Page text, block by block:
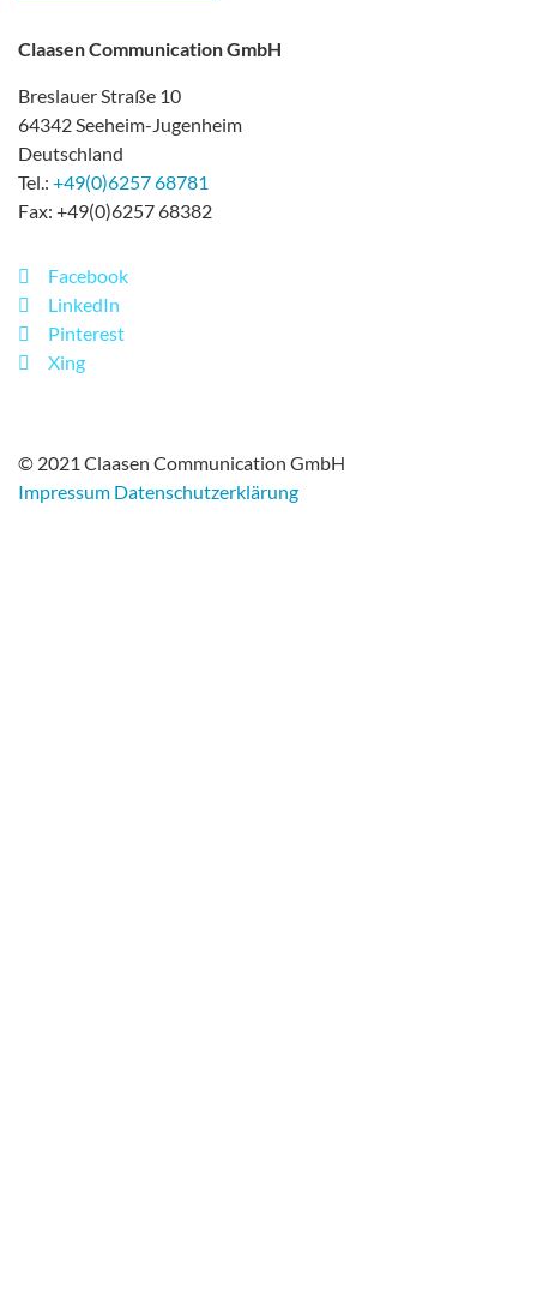
Claasen Communication GmbH
Breslauer Straße 10
64342 Seeheim-Jugenheim
Deutschland
Tel.: +49(0)6257 68781
Fax: +49(0)6257 68382
Facebook
LinkedIn
Pinterest
Xing
© 2021 Claasen Communication GmbH
Impressum Datenschutzerklärung